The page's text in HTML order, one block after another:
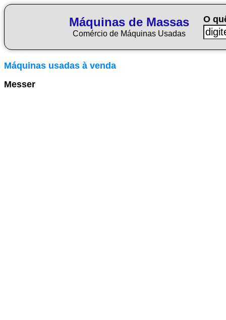
Máquinas de Massas
Comércio de Máquinas Usadas
O
Máquinas usadas à venda
Messer